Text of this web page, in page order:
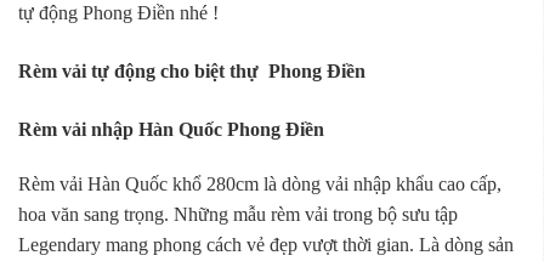
tự động Phong Điền nhé !
Rèm vải tự động cho biệt thự Phong Điền
Rèm vải nhập Hàn Quốc Phong Điền
Rèm vải Hàn Quốc khổ 280cm là dòng vải nhập khẩu cao cấp,
hoa văn sang trọng. Những mẫu rèm vải trong bộ sưu tập
Legendary mang phong cách vẻ đẹp vượt thời gian. Là dòng sản